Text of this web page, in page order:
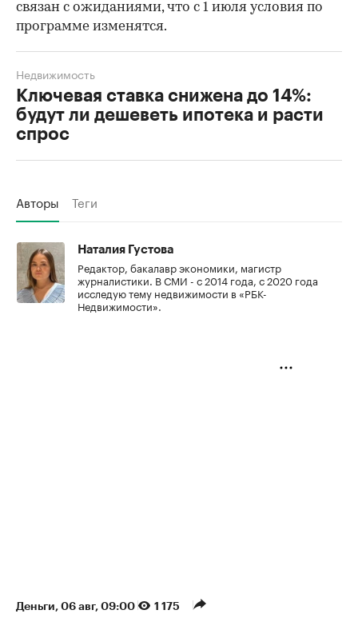
связан с ожиданиями, что с 1 июля условия по
программе изменятся.
Ключевая ставка снижена до 14%:
будут ли дешеветь ипотека и расти
спрос
Недвижимость
Авторы Теги
Наталия Густова
Редактор, бакалавр экономики, магистр
журналистики. В СМИ - с 2014 года, с 2020 года
исследую тему недвижимости в «РБК-
Недвижимости».
Деньги⁠, 06 авг, 09:00 1 175